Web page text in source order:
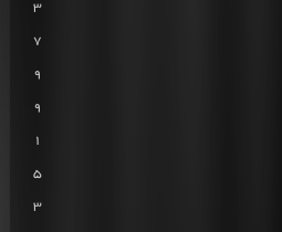
3
7
9
9
1
5
3